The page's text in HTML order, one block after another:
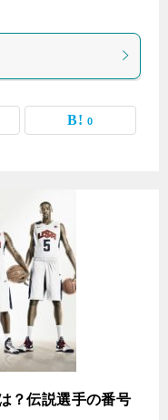
0
？伝説選手の番号